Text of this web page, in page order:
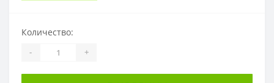
Количество:
- +